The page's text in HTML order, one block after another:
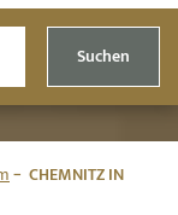
Suchen
CHEMNITZ IN